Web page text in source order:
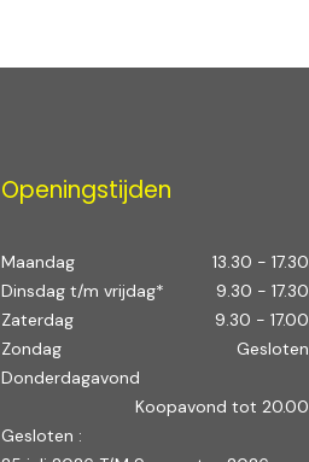
Openingstijden
Maandag
13.30 - 17.30
Dinsdag t/m vrijdag*
9.30 - 17.30
Zaterdag
9.30 - 17.00
Zondag
Gesloten
Donderdagavond
Koopavond tot 20.00
Gesloten :